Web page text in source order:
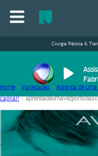
Cirurgia Plástica &
Home > Variedades > Aprenda de
capilar!>